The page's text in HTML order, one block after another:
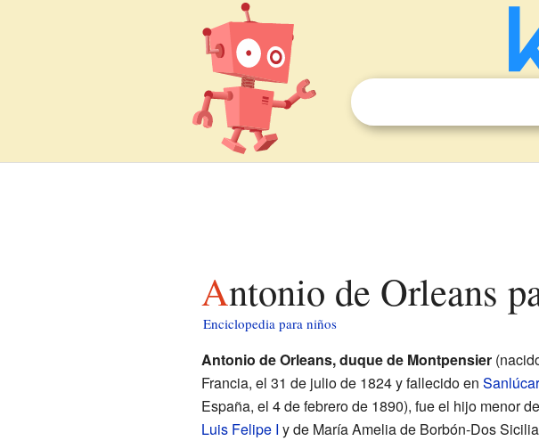
Antonio de Orleans
Enciclopedia para niños
Antonio de Orleans, duque de Montpensier
Francia, el 31 de julio de 1824 y fallecido en
España, el 4 de febrero de 1890), fue el hijo menor
Luis Felipe I y de María Amelia de Borbón-Dos